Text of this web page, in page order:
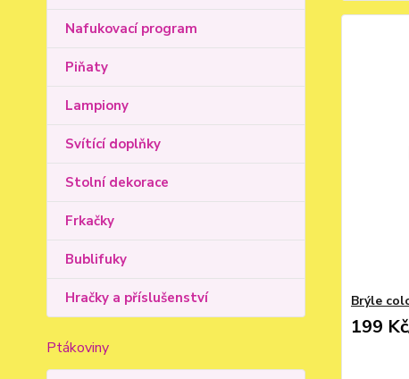
Nafukovací program
Piňaty
Lampiony
Svítící doplňky
Stolní dekorace
Frkačky
Bublifuky
Hračky a příslušenství
Ptákoviny
Brýle
199 Kč